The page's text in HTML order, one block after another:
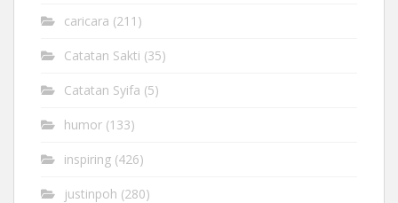
caricara (211)
Catatan Sakti (35)
Catatan Syifa (5)
humor (133)
inspiring (426)
justinpoh (280)